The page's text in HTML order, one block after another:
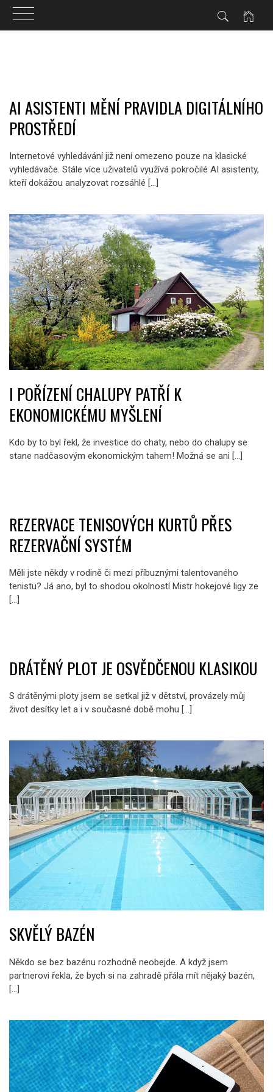
AI ASISTENTI MĚNÍ PRAVIDLA DIGITÁLNÍHO
PROSTŘEDÍ
Internetové vyhledávání již není omezeno pouze na klasické
vyhledávače. Stále více uživatelů využívá pokročilé AI asistenty,
kteří dokážou analyzovat rozsáhlé […]
I POŘÍZENÍ CHALUPY PATŘÍ K
EKONOMICKÉMU MYŠLENÍ
Kdo by to byl řekl, že investice do chaty, nebo do chalupy se
stane nadčasovým ekonomickým tahem! Možná se ani […]
REZERVACE TENISOVÝCH KURTŮ PŘES
REZERVAČNÍ SYSTÉM
Měli jste někdy v rodině či mezi příbuznými talentovaného
tenistu? Já ano, byl to shodou okolností Mistr hokejové ligy ze
[…]
DRÁTĚNÝ PLOT JE OSVĚDČENOU KLASIKOU
S drátěnými ploty jsem se setkal již v dětství, provázely můj
život desítky let a i v současné době mohu […]
SKVĚLÝ BAZÉN
Někdo se bez bazénu rozhodně neobejde. A když jsem
partnerovi řekla, že bych si na zahradě přála mít nějaký bazén,
[…]